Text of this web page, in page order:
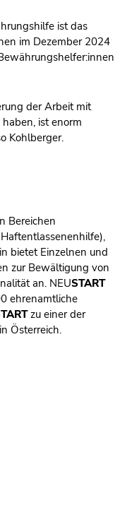
ist das
im Dezember 2024
der Arbeit mit
ist enorm
Kohlberger.
Bereichen
bietet Einzelnen und
zur Bewältigung von
an. NEUSTART
ehrenamtliche
zu einer der
Österreich.